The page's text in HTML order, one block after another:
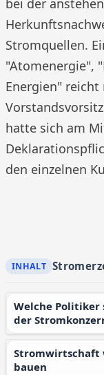
bei der
Stromquellen.
"Atomenergie",
Energien" reicht
hatte sich am
den einzelnen
Welche Politiker stehen noch auf den Gehaltslisten
der
Stromwirtschaft will 20 neue fossile Großkraftwerke
bauen